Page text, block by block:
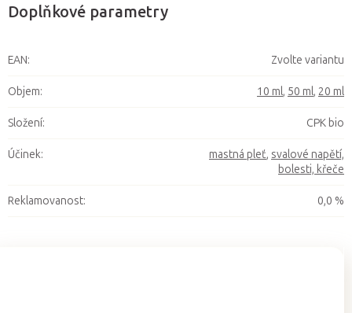
Doplňkové parametry
EAN: Zvolte variantu
Objem: 10 ml, 50 ml, 20 ml
Složení: CPK bio
Účinek: mastná pleť, svalové napětí,
bolesti, křeče
Reklamovanost: 0,0 %